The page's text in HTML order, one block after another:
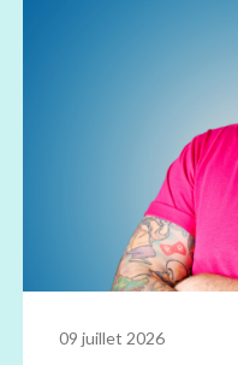
09 juillet 2026